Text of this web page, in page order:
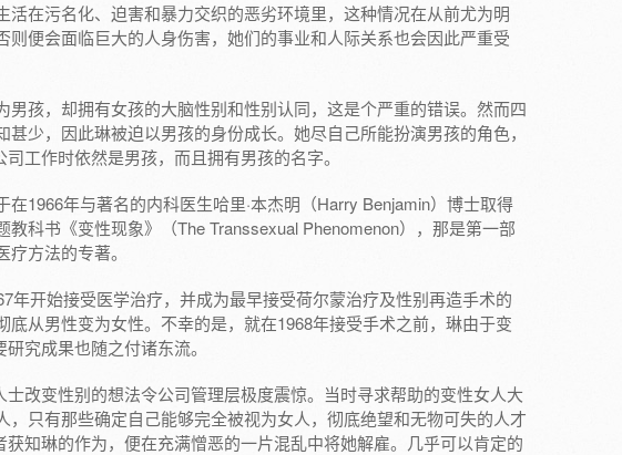
活在污名化、迫害和暴力交织的恶劣环境里，这种情况在从前尤为明
则便会面临巨大的人身伤害，她们的事业和人际关系也会因此严重受
男孩，却拥有女孩的大脑性别和性别认同，这是个严重的错误。然而四
少，因此琳被迫以男孩的身份成长。她尽自己所能扮演男孩的角色，
工作时依然是男孩，而且拥有男孩的名字。
1966年与著名的内科医生哈里·本杰明（Harry Benjamin）博士取得
科书《变性现象》（The Transsexual Phenomenon），那是第一部
方法的专著。
年开始接受医学治疗，并成为最早接受荷尔蒙治疗及性别再造手术的
底从男性变为女性。不幸的是，就在1968年接受手术之前，琳由于变
究成果也随之付诸东流。
改变性别的想法令公司管理层极度震惊。当时寻求帮助的变性女人大
，只有那些确定自己能够完全被视为女人，彻底绝望和无物可失的人才
知琳的作为，便在充满憎恶的一片混乱中将她解雇。几乎可以肯定的